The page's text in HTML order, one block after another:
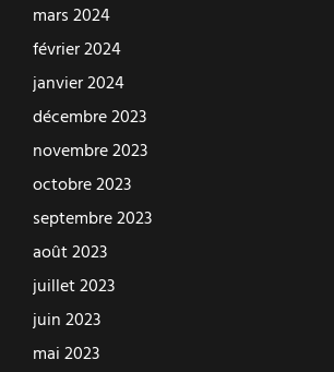
mars 2024
février 2024
janvier 2024
décembre 2023
novembre 2023
octobre 2023
septembre 2023
août 2023
juillet 2023
juin 2023
mai 2023